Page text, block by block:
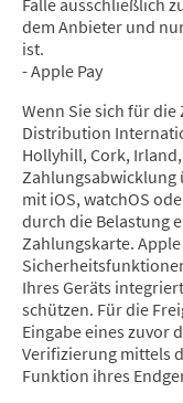
Falle ausschließlich
dem Anbieter und
ist.
- Apple Pay
Wenn Sie sich für die
Distribution
Hollyhill, Cork,
Zahlungsabwicklung
mit iOS, watchOS
durch die Belastung
Zahlungskarte.
Ihres Geräts
schützen. Für die
Eingabe eines zuvor
Verifizierung mittels
Funktion ihres